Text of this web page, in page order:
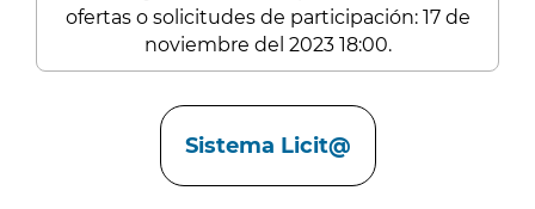
ofertas o solicitudes de participación: 17 de
noviembre del 2023 18:00.
Sistema Licit@